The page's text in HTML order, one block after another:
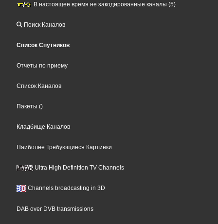
В настоящее время не закодированные каналы (5)
Поиск Каналов
Список Спутников
Отчеты по приему
Список Каналов
Пакеты ()
Кладбище Каналов
Наиболее Требующиеся Картинки
Ultra High Definition TV Channels
Channels broadcasting in 3D
DAB over DVB transmissions